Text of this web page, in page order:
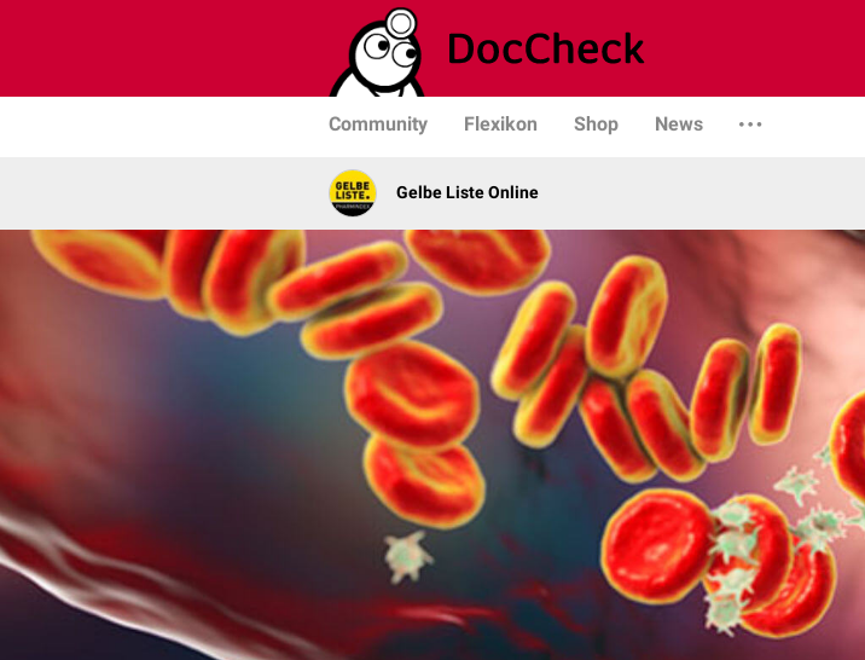
Community Flexikon Shop News
Gelbe Liste Online